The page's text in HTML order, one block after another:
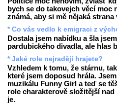
bych se do takovejch věcí moc
známá, aby si mě nějaká
* Co vás vedlo k emigraci z
Dostala jsem nabídku a šla
pardubického divadla, ale hlas
* Jaké role nejraději hrajete?
Vzhledem k tomu, že stárnu,
které jsem doposud hrála.
muzikálu Funny Girl a teď se
role charakterově složitější
je.